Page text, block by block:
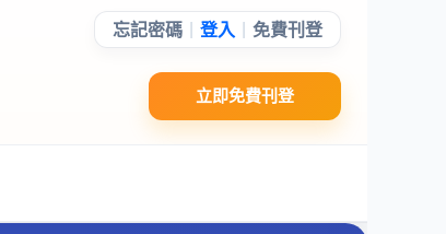
立即免費刊登
忘記密碼 登入 免費刊登